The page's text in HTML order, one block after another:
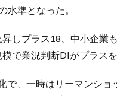
水準となった。
しプラス18、中小企業
で業況判断DIがプラスを
で、一時はリーマンシ